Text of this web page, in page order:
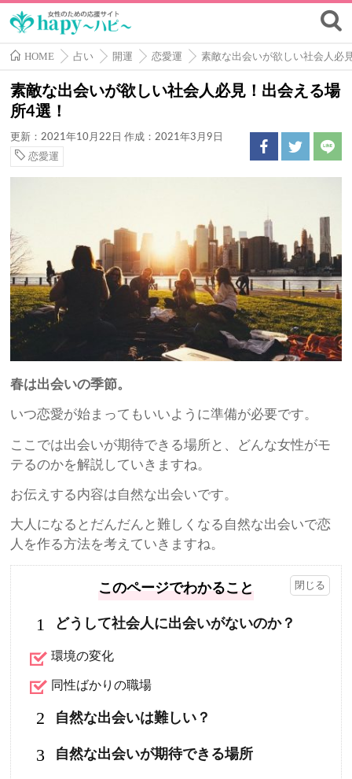
HOME 占い 開運 恋愛運 素敵な出会いが欲しい社会人必
素敵な出会いが欲しい社会人必見！出会える場
所4選！
更新：2021年10月22日 作成：2021年3月9日
恋愛運
春は出会いの季節。
いつ恋愛が始まってもいいように準備が必要です。
ここでは出会いが期待できる場所と、どんな女性がモ
テるのかを解説していきますね。
お伝えする内容は自然な出会いです。
大人になるとだんだんと難しくなる自然な出会いで恋
人を作る方法を考えていきますね。
このページでわかること
1 どうして社会人に出会いがないのか？
環境の変化
同性ばかりの職場
2 自然な出会いは難しい？
3 自然な出会いが期待できる場所